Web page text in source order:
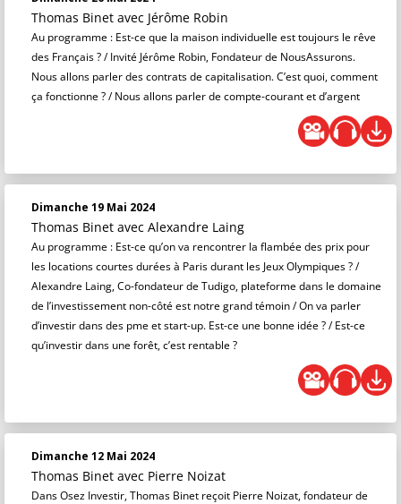
Thomas Binet avec Jérôme Robin
Au programme : Est-ce que la maison individuelle est toujours le rêve
des Français ? / Invité Jérôme Robin, Fondateur de NousAssurons.
Nous allons parler des contrats de capitalisation. C’est quoi, comment
ça fonctionne ? / Nous allons parler de compte-courant et d’argent
Dimanche 19 Mai 2024
Thomas Binet avec Alexandre Laing
Au programme : Est-ce qu’on va rencontrer la flambée des prix pour
les locations courtes durées à Paris durant les Jeux Olympiques ? /
Alexandre Laing, Co-fondateur de Tudigo, plateforme dans le domaine
de l’investissement non-côté est notre grand témoin / On va parler
d’investir dans des pme et start-up. Est-ce une bonne idée ? / Est-ce
qu’investir dans une forêt, c’est rentable ?
Dimanche 12 Mai 2024
Thomas Binet avec Pierre Noizat
Dans Osez Investir, Thomas Binet reçoit Pierre Noizat, fondateur de